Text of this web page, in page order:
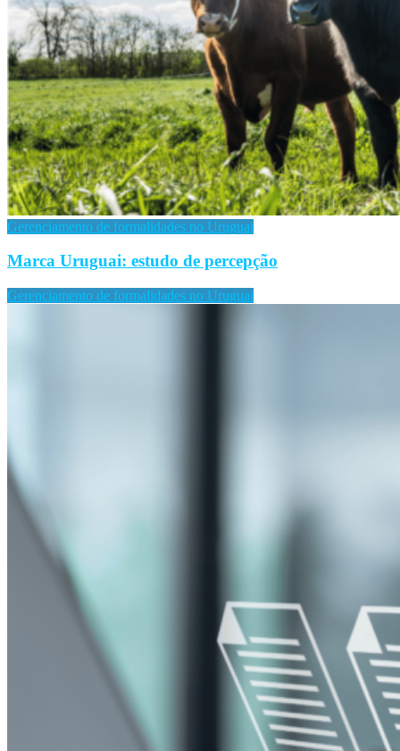
Gerenciamento de formalidades no Uruguai
Marca Uruguai: estudo de percepção
Gerenciamento de formalidades no Uruguai